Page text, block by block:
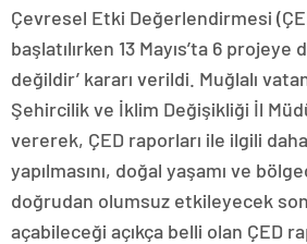
Çevresel Etki Değerlendirmesi
başlatılırken 13 Mayıs’ta 6 projeye
değildir’ kararı verildi. Muğlalı
Şehircilik ve İklim Değişikliği İl
vererek, ÇED raporları ile ilgili
yapılmasını, doğal yaşamı ve
doğrudan olumsuz etkileyecek
açabileceği açıkça belli olan ÇED